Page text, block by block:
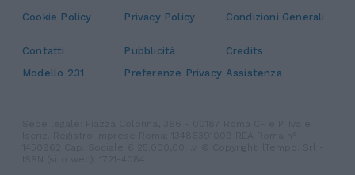
Cookie Policy Privacy Policy Condizioni Generali
Contatti Pubblicità
Credits
Modello 231
Preferenze Privacy Assistenza